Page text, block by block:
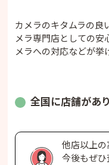
カメラのキタムラの良
メラ専門店としての安
メラへの対応などが挙
全国に店舗があ
他店以上の
今後もぜひ